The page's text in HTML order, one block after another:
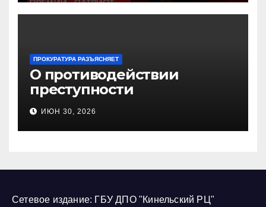
ПРОКУРАТУРА РАЗЪЯСНЯЕТ
О противодействии
преступности
несовершеннолетних и
нарушению их прав
ИЮН 30, 2026
Сетевое издание: ГБУ ДПО "Кинельский РЦ"